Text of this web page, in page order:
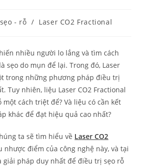
- rỗ / Laser CO2 Fractional
nhiều người lo lắng và tìm cách
sẹo do mụn để lại. Trong đó, Laser
trong những phương pháp điều trị
Tuy nhiên, liệu Laser CO2 Fractional
cách triệt để? Và liệu có cần kết
khác để đạt hiệu quả cao nhất?
ta sẽ tìm hiểu về Laser CO2
nhược điểm của công nghệ này, và tại
giải pháp duy nhất để điều trị sẹo rỗ